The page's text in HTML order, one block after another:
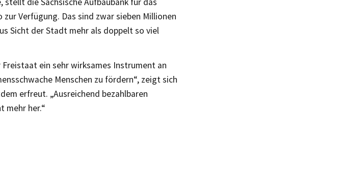
Verfügung. Das sind zwar sieben Millionen
Sicht der Stadt mehr als doppelt so viel
ein sehr wirksames Instrument an
Menschen zu fördern“, zeigt sich
erfreut. „Ausreichend bezahlbaren
mehr her.“